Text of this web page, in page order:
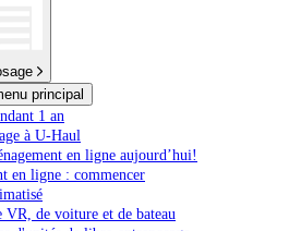
principal
1 an
à U-Haul
en ligne aujourd’hui!
en ligne : commencer
VR, de voiture et de bateau